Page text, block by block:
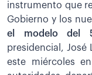
instrumento que
Gobierno y los
el modelo del
presidencial, José
este miércoles